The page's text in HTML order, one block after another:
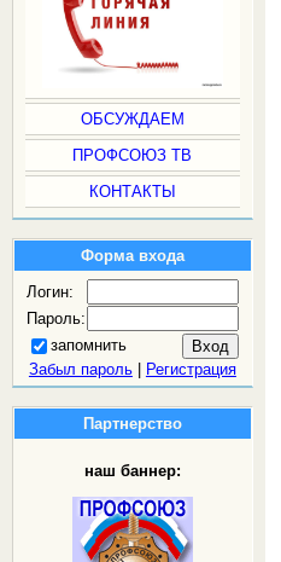
ОБСУЖДАЕМ
ПРОФСОЮЗ ТВ
КОНТАКТЫ
Форма входа
Логин:
Пароль:
запомнить
Забыл пароль| Регистрация
Партнерство
наш баннер: